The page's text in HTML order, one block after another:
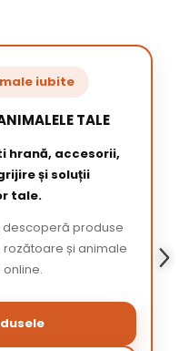
iubite
TALE
hrană, accesorii,
și soluții
tale.
produse
rozătoare și animale